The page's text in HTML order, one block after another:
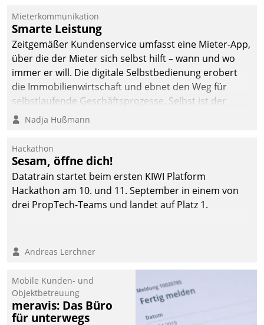
integrieren.
Mieterkommunikation
Smarte Leistung
Zeitgemäßer Kundenservice umfasst eine Mieter-App,
über die der Mieter sich selbst hilft – wann und wo
immer er will. Die digitale Selbstbedienung erobert
die Immobilienwirtschaft und ebnet den Weg für
selbstlaufende Geschäftsprozesse. Selbst ist der
Kunde und smart der Serviceanbieter.
Nadja Hußmann
Hackathon
Sesam, öffne dich!
Datatrain startet beim ersten KIWI Platform
Hackathon am 10. und 11. September in einem von
drei PropTech-Teams und landet auf Platz 1.
Andreas Lerchner
Mobile Kunden- und
Objektbetreuung
meravis: Das Büro
für unterwegs